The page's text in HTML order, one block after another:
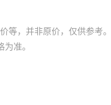
等，并非原价，仅供参考。
准。